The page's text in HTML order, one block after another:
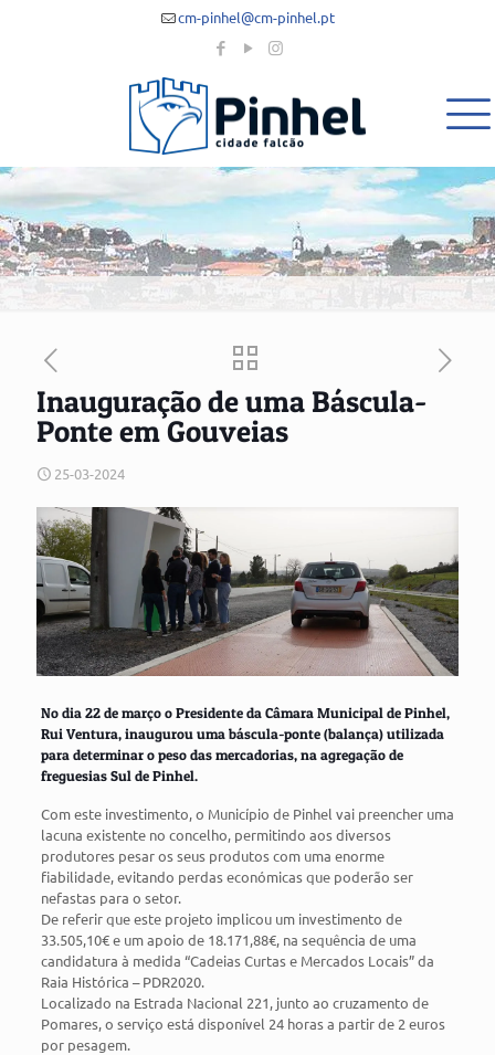
cm-pinhel@cm-pinhel.pt
Inauguração de uma Báscula-
Ponte em Gouveias
25-03-2024
No dia 22 de março o Presidente da Câmara Municipal de Pinhel,
Rui Ventura, inaugurou uma báscula-ponte (balança) utilizada
para determinar o peso das mercadorias, na agregação de
freguesias Sul de Pinhel.
Com este investimento, o Município de Pinhel vai preencher uma
lacuna existente no concelho, permitindo aos diversos
produtores pesar os seus produtos com uma enorme
fiabilidade, evitando perdas económicas que poderão ser
nefastas para o setor.
De referir que este projeto implicou um investimento de
33.505,10€ e um apoio de 18.171,88€, na sequência de uma
candidatura à medida “Cadeias Curtas e Mercados Locais” da
Raia Histórica – PDR2020.
Localizado na Estrada Nacional 221, junto ao cruzamento de
Pomares, o serviço está disponível 24 horas a partir de 2 euros
por pesagem.